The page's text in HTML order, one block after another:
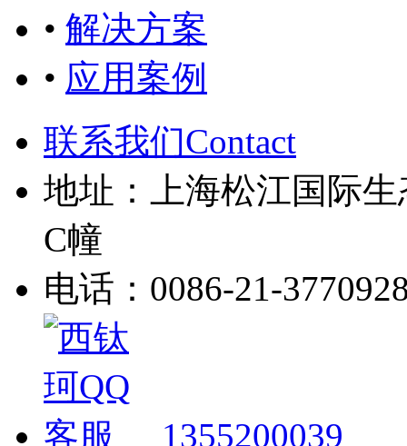
• 解决方案
• 应用案例
联系我们Contact
地址：上海松江国际
C幢
电话：0086-21-
1355200039